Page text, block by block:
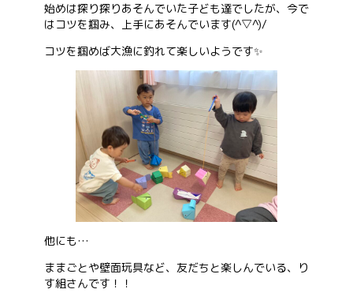
始めは探り探りあそんでいた子ども達でしたが、今で
はコツを掴み、上手にあそんでいます(^▽^)/
コツを掴めば大漁に釣れて楽しいようです✨
他にも…
ままごとや壁面玩具など、友だちと楽しんでいる、り
す組さんです！！